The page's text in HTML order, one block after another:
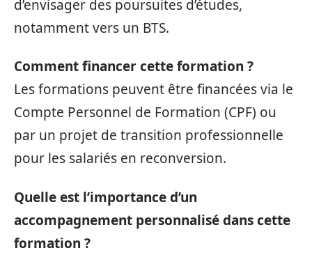
d’envisager des poursuites d’études,
notamment vers un BTS.
Comment financer cette formation ?
Les formations peuvent être financées via le
Compte Personnel de Formation (CPF) ou
par un projet de transition professionnelle
pour les salariés en reconversion.
Quelle est l’importance d’un
accompagnement personnalisé dans cette
formation ?